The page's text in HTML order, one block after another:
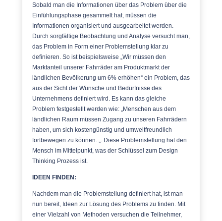
Sobald man die Informationen über das Problem über die
Einfühlungsphase gesammelt hat, müssen die
Informationen organisiert und ausgearbeitet werden.
Durch sorgfältige Beobachtung und Analyse versucht man,
das Problem in Form einer Problemstellung klar zu
definieren. So ist beispielsweise „Wir müssen den
Marktanteil unserer Fahrräder am Produktmarkt der
ländlichen Bevölkerung um 6% erhöhen“ ein Problem, das
aus der Sicht der Wünsche und Bedürfnisse des
Unternehmens definiert wird. Es kann das gleiche
Problem festgestellt werden wie: „Menschen aus dem
ländlichen Raum müssen Zugang zu unseren Fahrrädern
haben, um sich kostengünstig und umweltfreundlich
fortbewegen zu können. „. Diese Problemstellung hat den
Mensch im Mittelpunkt, was der Schlüssel zum Design
Thinking Prozess ist.
IDEEN FINDEN:
Nachdem man die Problemstellung definiert hat, ist man
nun bereit, Ideen zur Lösung des Problems zu finden. Mit
einer Vielzahl von Methoden versuchen die Teilnehmer,